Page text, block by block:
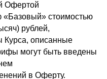
Офертой
«Базовый» стоимостью
рублей,
Курса, описанные
могут быть введены
в Оферту.